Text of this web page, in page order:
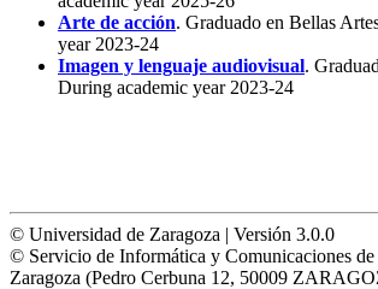
Arte de acción. Graduado en Bellas
year 2023-24
Imagen y lenguaje audiovisual.
During academic year 2023-24
© Universidad de Zaragoza | Versión 3.0.0
© Servicio de Informática y Comunicaciones
Zaragoza (Pedro Cerbuna 12, 50009